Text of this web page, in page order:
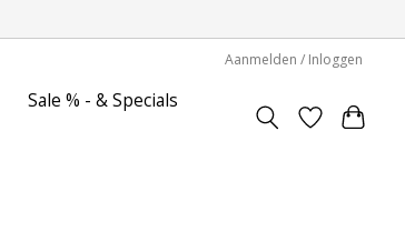
Aanmelden / Inloggen
Sale % - & Specials